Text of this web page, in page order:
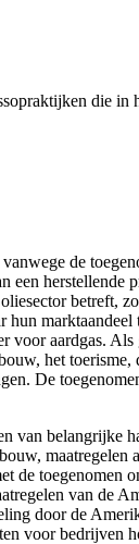
die in
de
een herstellende
betreft,
voor aardgas.
het toerisme,
De
van belangrijke
maatregelen
de toegenomen
van de
door de
voor bedrijven